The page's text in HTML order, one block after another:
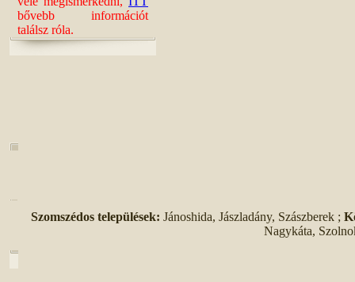
bővebb információt
találsz róla.
Szomszédos települések: Jánoshida, Jászladány, Szászberek ;
Nagykáta,